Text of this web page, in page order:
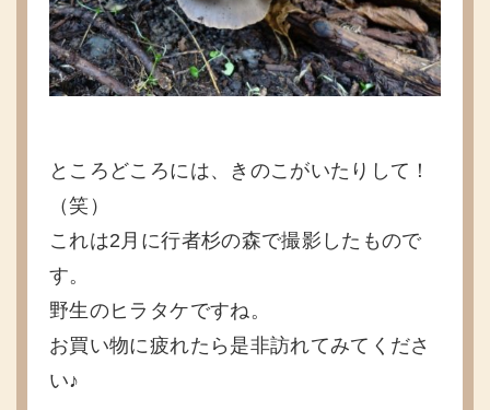
ところどころには、きのこがいたりして！
（笑）
これは2月に行者杉の森で撮影したもので
す。
野生のヒラタケですね。
お買い物に疲れたら是非訪れてみてくださ
い♪